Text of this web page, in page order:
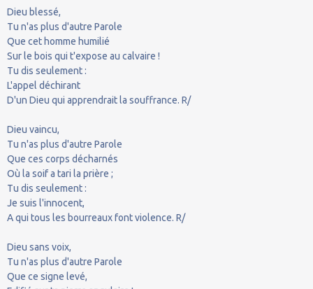
Dieu blessé,
Tu n'as plus d'autre Parole
Que cet homme humilié
Sur le bois qui t'expose au calvaire !
Tu dis seulement :
L'appel déchirant
D'un Dieu qui apprendrait la souffrance. R/
Dieu vaincu,
Tu n'as plus d'autre Parole
Que ces corps décharnés
Où la soif a tari la prière ;
Tu dis seulement :
Je suis l'innocent,
A qui tous les bourreaux font violence. R/
Dieu sans voix,
Tu n'as plus d'autre Parole
Que ce signe levé,